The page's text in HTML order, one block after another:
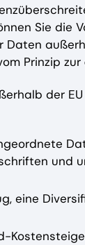
Sie die
Prinzip zur
der
und
eine